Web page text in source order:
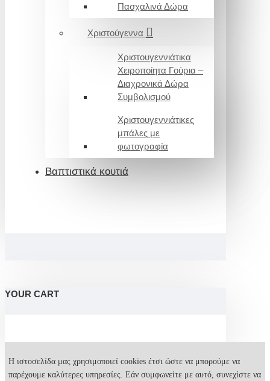
Πασχαλινά Δώρα
Χριστούγεννα
Χριστουγεννιάτικα
Χειροποίητα Γούρια –
Διαχρονικά Δώρα
Συμβολισμού
Χριστουγεννιάτικες
μπάλες με
φωτογραφία
Βαπτιστικά κουτιά
YOUR CART
Η ιστοσελίδα μας χρησιμοποιεί cookies έτσι ώστε να μπορούμε να
παρέχουμε καλύτερες υπηρεσίες. Εάν συμφωνείτε με αυτό, συνεχίστε να